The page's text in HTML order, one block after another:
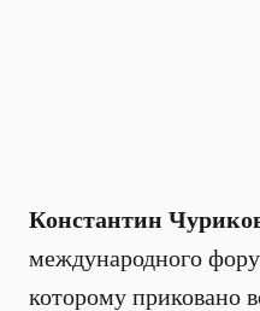
Константин
международного
которому приковано